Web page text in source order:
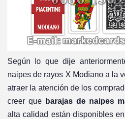
Según lo que dije
naipes de rayos X Modiano a la
atraer la atención de los
creer que barajas de naipes
alta calidad están disponibles